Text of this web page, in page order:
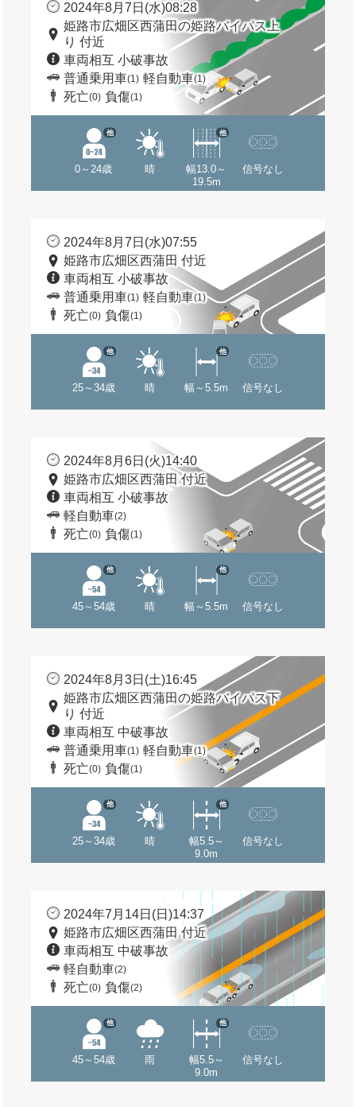
2024年8月7日(水)08:28
姫路市広畑区西蒲田の姫路バイパス上
り 付近
車両相互 小破事故
普通乗用車(1) 軽自動車(1)
死亡(0) 負傷(1)
0～24歳
他
晴
幅13.0～
19.5m
他
信号なし
2024年8月7日(水)07:55
姫路市広畑区西蒲田 付近
車両相互 小破事故
普通乗用車(1) 軽自動車(1)
死亡(0) 負傷(1)
25～34歳
他
晴 幅～5.5m
他
信号なし
2024年8月6日(火)14:40
姫路市広畑区西蒲田 付近
車両相互 小破事故
軽自動車(2)
死亡(0) 負傷(1)
45～54歳
他
晴 幅～5.5m
他
信号なし
2024年8月3日(土)16:45
姫路市広畑区西蒲田の姫路バイパス下
り 付近
車両相互 中破事故
普通乗用車(1) 軽自動車(1)
死亡(0) 負傷(1)
25～34歳
他
晴
幅5.5～
9.0m
他
信号なし
2024年7月14日(日)14:37
姫路市広畑区西蒲田 付近
車両相互 中破事故
軽自動車(2)
死亡(0) 負傷(2)
45～54歳
他
雨
幅5.5～
9.0m
他
信号なし